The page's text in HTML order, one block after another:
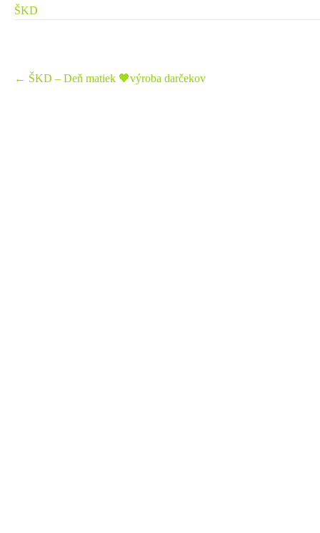
ŠKD
Post
navigation
← ŠKD – Deň matiek 🧡výroba darčekov